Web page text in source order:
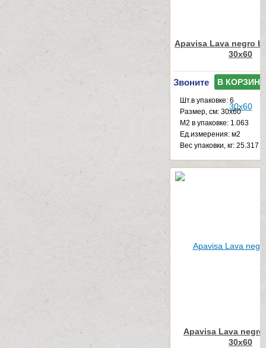
Apavisa Lava negro
30x60
Звоните В КОРЗИНУ
Шт.в упаковке: 6
Размер, см: 30x60
М2 в упаковке: 1.063
Ед.измерения: м2
Веc упаковки, кг: 25.317
Apavisa Lava
30x60